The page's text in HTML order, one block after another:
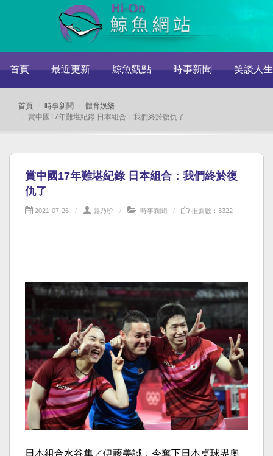
首頁 最近更新 鯨魚觀點 時事新聞 笑談人生
首頁 時事新聞
體育娛樂
賞中國17年難堪紀錄 日本組合：我們終於復仇了
賞中國17年難堪紀錄 日本組合：我們終於復
仇了
2021-07-26 龔乃玠 時事新聞 推薦數：3322
日本組合水谷隼／伊藤美誠，今奪下日本桌球界奧